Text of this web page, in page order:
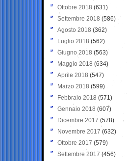
Ottobre 2018 (631)
Settembre 2018 (586)
Agosto 2018 (362)
Luglio 2018 (562)
Giugno 2018 (563)
Maggio 2018 (634)
Aprile 2018 (547)
Marzo 2018 (599)
Febbraio 2018 (571)
Gennaio 2018 (607)
Dicembre 2017 (578)
Novembre 2017 (632)
Ottobre 2017 (579)
Settembre 2017 (456)